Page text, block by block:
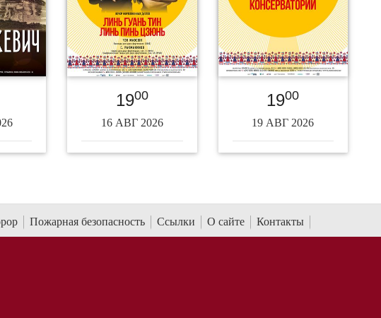
1900
16 АВГ 2026
1900
19 АВГ 2026
Пожарная безопасность Ссылки О сайте Контакты